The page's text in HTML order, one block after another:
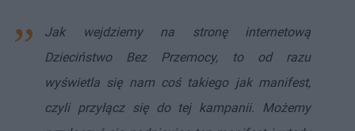
Jak wejdziemy na stronę internetową
Dzieciństwo Bez Przemocy, to od razu
wyświetla się nam coś takiego jak manifest,
czyli przyłącz się do tej kampanii. Możemy